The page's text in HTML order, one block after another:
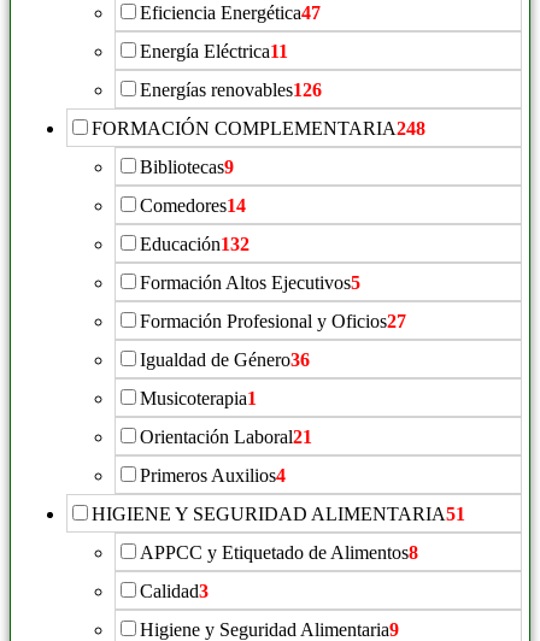
Eficiencia Energética47
Energía Eléctrica11
Energías renovables126
FORMACIÓN COMPLEMENTARIA248
Bibliotecas9
Comedores14
Educación132
Formación Altos Ejecutivos5
Formación Profesional y Oficios27
Igualdad de Género36
Musicoterapia1
Orientación Laboral21
Primeros Auxilios4
HIGIENE Y SEGURIDAD ALIMENTARIA51
APPCC y Etiquetado de Alimentos8
Calidad3
Higiene y Seguridad Alimentaria9